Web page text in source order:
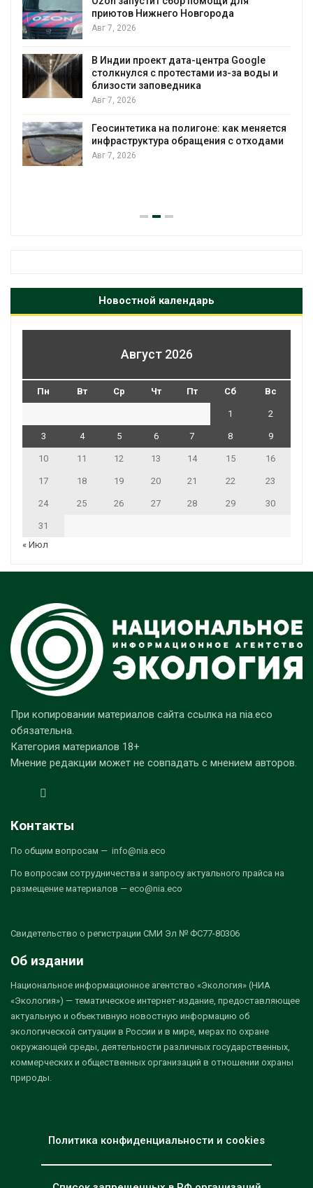
воды и
меняется
отходами
Солнечные панели над каналами
воду
Авг 7, 2026
Авг 7, 2026
Новостной календарь
Август 2026
Пн Вт Ср Чт Пт Сб Вс
1 2
3 4 5 6 7 8 9
10 11 12 13 14 15 16
17 18 19 20 21 22 23
24 25 26 27 28 29 30
31
« Июл
При копировании материалов сайта ссылка на nia.eco
обязательна.
Категория материалов 18+
Мнение редакции может не совпадать с мнением авторов.
Контакты
По общим вопросам — info@nia.eco
По вопросам сотрудничества и запросу актуального прайса на
размещение материалов — eco@nia.eco
Свидетельство о регистрации СМИ Эл № ФС77-80306
Об издании
Национальное информационное агентство «Экология» (НИА
«Экология») — тематическое интернет-издание, предоставляющее
актуальную и объективную новостную информацию об
экологической ситуации в России и в мире, мерах по охране
окружающей среды, деятельности различных государственных,
коммерческих и общественных организаций в отношении охраны
природы.
Политика конфиденциальности и cookies